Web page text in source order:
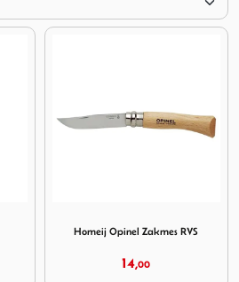
Homeij Opinel Zakmes RVS
14,00